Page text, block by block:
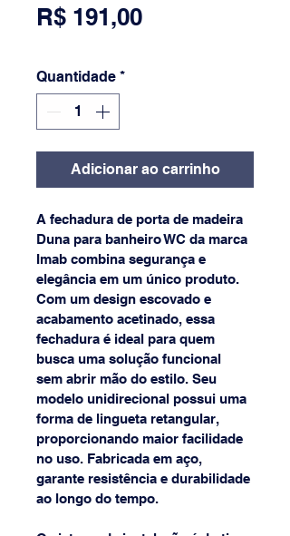
R$ 191,00Preço
Quantidade *
Adicionar ao carrinho
A fechadura de porta de madeira
Duna para banheiro WC da marca
Imab combina segurança e
elegância em um único produto.
Com um design escovado e
acabamento acetinado, essa
fechadura é ideal para quem
busca uma solução funcional
sem abrir mão do estilo. Seu
modelo unidirecional possui uma
forma de lingueta retangular,
proporcionando maior facilidade
no uso. Fabricada em aço,
garante resistência e durabilidade
ao longo do tempo.